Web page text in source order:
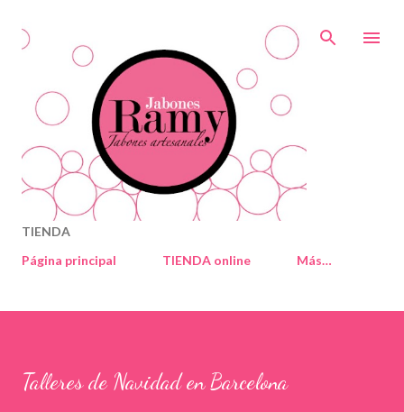
TIENDA
Página principal
TIENDA online Más…
Talleres de Navidad en Barcelona